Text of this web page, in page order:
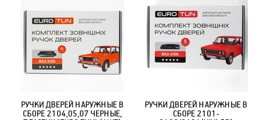
РУЧКИ ДВЕРЕЙ НАРУЖНЫЕ В
СБОРЕ 2104,05,07 ЧЕРНЫЕ,
РУЧКИ ДВЕРЕЙ НАРУЖНЫЕ В
СБОРЕ 2101-